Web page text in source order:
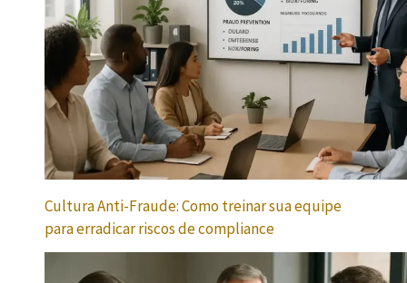
Cultura Anti-Fraude: Como treinar sua equipe
para erradicar riscos de compliance